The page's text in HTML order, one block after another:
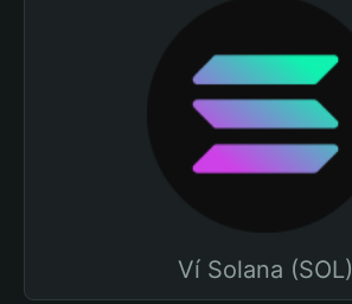
Ví Solana (SOL)